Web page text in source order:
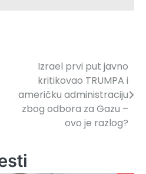
Izrael prvi put javno
kritikovao TRUMPA i
američku administraciju
zbog odbora za Gazu –
ovo je razlog?